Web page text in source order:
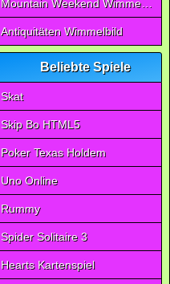
Mountain Weekend Wimmelbild
Antiquitäten Wimmelbild
Beliebte Spiele
Skat
Skip Bo HTML5
Poker Texas Holdem
Uno Online
Rummy
Spider Solitaire 3
Hearts Kartenspiel